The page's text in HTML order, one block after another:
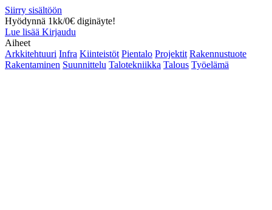
Siirry sisältöön
Hyödynnä 1kk/0€ diginäyte!
Lue lisää Kirjaudu
Aiheet
Arkkitehtuuri Infra Kiinteistöt Pientalo Projektit Rakennustuote
Rakentaminen Suunnittelu Talotekniikka Talous Työelämä